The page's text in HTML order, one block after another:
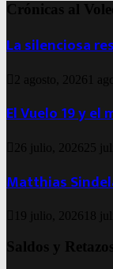
Crónicas al
La silenciosa
2 agosto, 2026 1
El Vuelo 19 y
26 julio, 2026 25
Matthias
19 julio, 2026 18
Saldos y Retazos